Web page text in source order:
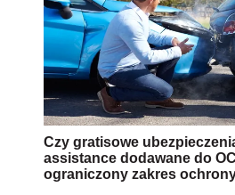
Czy gratisowe
assistance dodawane do
ograniczony zakres